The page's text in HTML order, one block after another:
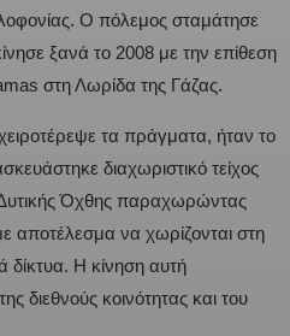
Ο πόλεμος σταμάτησε
ξανά το 2008 με την επίθεση
στη Λωρίδα της Γάζας.
τα πράγματα, ήταν το
διαχωριστικό τείχος
Δυτικής Όχθης παραχωρώντας
αποτέλεσμα να χωρίζονται στη
δίκτυα. Η κίνηση αυτή
διεθνούς κοινότητας και του